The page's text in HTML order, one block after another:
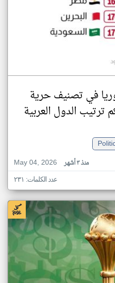
في تصنيف حرية
ترتيب الدول العربية
May 04, 2026
منذ ٣ أشهر
عدد الكلمات: ٢٣١